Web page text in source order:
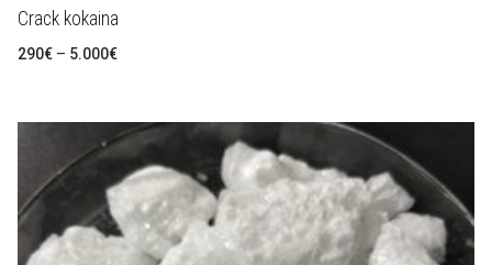
Crack kokaina
290€ – 5.000€Zakres
5.000€